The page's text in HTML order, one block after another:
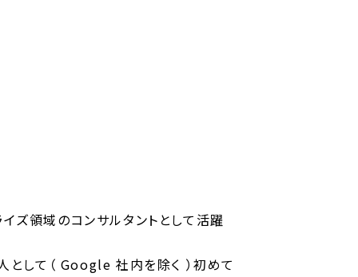
ズ領域のコンサルタントとして活躍
て（ Google 社内を除く ）初めて